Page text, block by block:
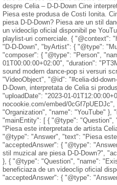
despre Celia – D-D-Down Cine
Piesa este produsa de Costi Ionita.
piesa D-D-Down? Piesa are un stil
un videoclip oficial disponibil pe
playlist-uri comerciale. { "@context":
"D-D-Down", "byArtist": { "@type":
"composer": { "@type": "Person",
01T00:00:00+02:00", "duration":
sound modern dance-pop si versuri
"VideoObject", "@id": "#celia-dd-
D-Down, interpretata de Celia si
"uploadDate": "2023-01-
nocookie.com/embed/
"Organization", "name": "YouTube" },
"mainEntity": [ { "@type": "Question",
"Piesa este interpretata de artista
"@type": "Answer", "text": "Piesa
"acceptedAnswer": { "@type":
stil muzical are piesa D-D-Down?",
}, { "@type": "Question", "name":
beneficiaza de un videoclip oficial
"acceptedAnswer": { "@type":